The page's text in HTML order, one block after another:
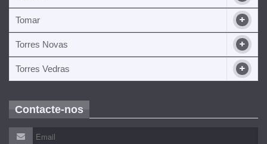
Tomar
Torres Novas
Torres Vedras
Contacte-nos